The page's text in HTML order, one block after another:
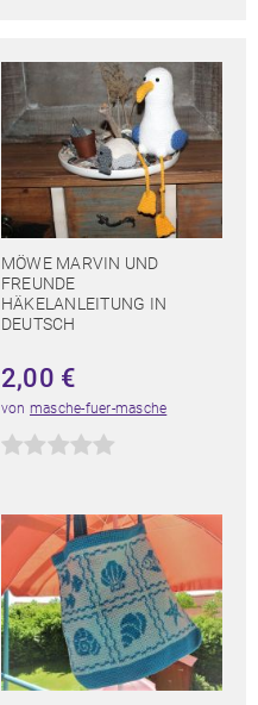
MÖWE MARVIN UND
FREUNDE
HÄKELANLEITUNG IN
DEUTSCH
2,00 €
von masche-fuer-masche